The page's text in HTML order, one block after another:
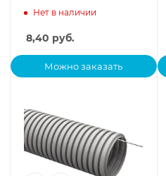
Нет в наличии
8,40 руб.
Можно заказать